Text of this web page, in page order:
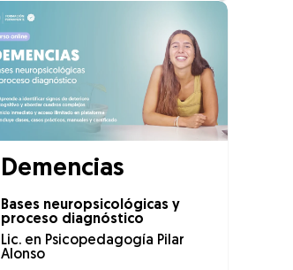
Demencias
Bases neuropsicológicas y
proceso diagnóstico
Lic. en Psicopedagogía Pilar
Alonso